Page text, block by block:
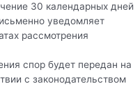
30 календарных дней
уведомляет
рассмотрения
спор будет передан на
с законодательством